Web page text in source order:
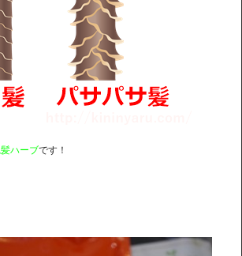
ハーブです！